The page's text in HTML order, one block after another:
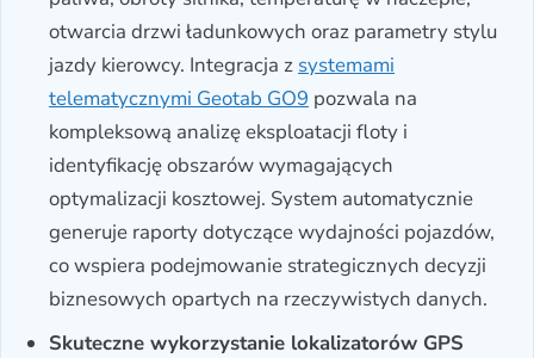
otwarcia drzwi ładunkowych oraz parametry stylu
jazdy kierowcy. Integracja z systemami
telematycznymi Geotab GO9 pozwala na
kompleksową analizę eksploatacji floty i
identyfikację obszarów wymagających
optymalizacji kosztowej. System automatycznie
generuje raporty dotyczące wydajności pojazdów,
co wspiera podejmowanie strategicznych decyzji
biznesowych opartych na rzeczywistych danych.
Skuteczne wykorzystanie lokalizatorów GPS